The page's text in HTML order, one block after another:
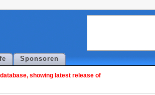
Sponsoren
showing latest release of